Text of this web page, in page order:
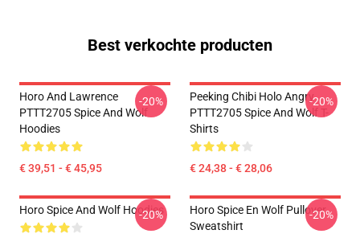
Best verkochte producten
Horo And Lawrence
PTTT2705 Spice And Wolf
Hoodies
€ 39,51 - € 45,95
-20%
Peeking Chibi Holo Angry
PTTT2705 Spice And Wolf T-
Shirts
€ 24,38 - € 28,06
-20%
Horo Spice And Wolf Hoodies
-20%
Horo Spice En Wolf Pullover
Sweatshirt
-20%